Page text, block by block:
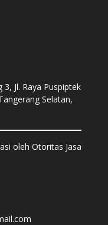
Jl. Raya Puspiptek
Selatan,
oleh Otoritas Jasa